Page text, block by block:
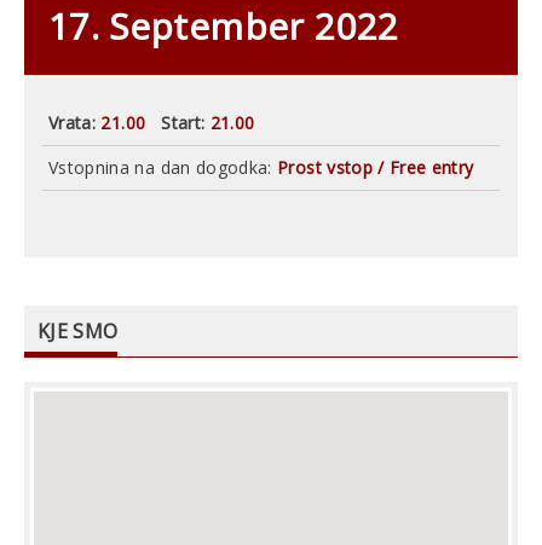
17. September 2022
Vrata: 21.00 Start: 21.00
Vstopnina na dan dogodka: Prost vstop / Free entry
KJE SMO